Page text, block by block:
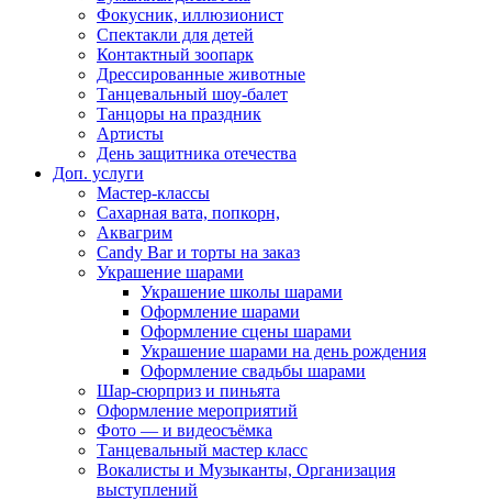
Фокусник, иллюзионист
Спектакли для детей
Контактный зоопарк
Дрессированные животные
Танцевальный шоу-балет
Танцоры на праздник
Артисты
День защитника отечества
Доп. услуги
Мастер-классы
Сахарная вата, попкорн,
Аквагрим
Candy Bar и торты на заказ
Украшение шарами
Украшение школы шарами
Оформление шарами
Оформление сцены шарами
Украшение шарами на день рождения
Оформление свадьбы шарами
Шар-сюрприз и пиньята
Оформление мероприятий
Фото — и видеосъёмка
Танцевальный мастер класс
Вокалисты и Музыканты, Организация
выступлений